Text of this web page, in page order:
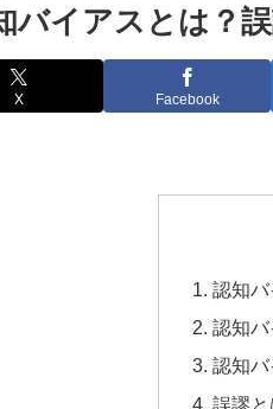
バイアスとは？
X Facebook
認知バ
認知
認知
誤謬と